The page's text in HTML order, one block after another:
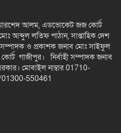
মোরশেদ আলম, এডভোকেট জজ কোর্ট
আব্দুল লতিফ পাঠান, সাপ্তাহিক দেশ
সম্পাদক ও প্রকাশক জনাব মোঃ সাইফুল
গাজীপুর। নির্বাহী সম্পাদক জনাব
মোবাইল নাম্বার 01710-
550461